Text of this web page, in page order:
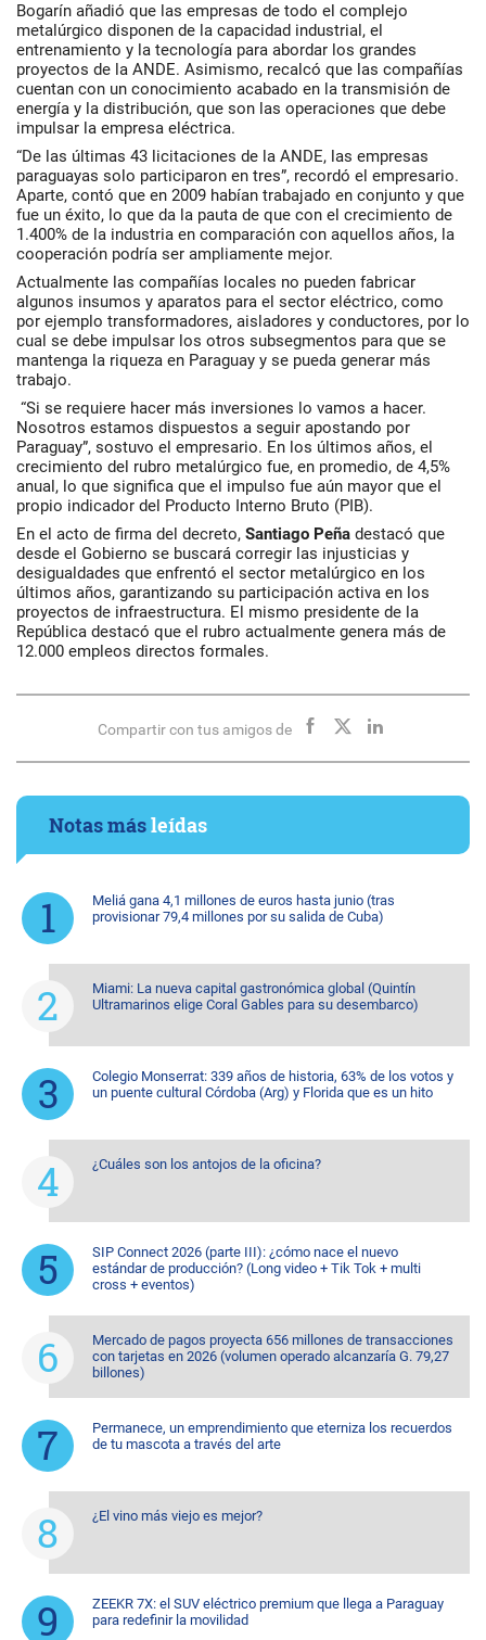
Bogarín añadió que las empresas de todo el complejo
metalúrgico disponen de la capacidad industrial, el
entrenamiento y la tecnología para abordar los grandes
proyectos de la ANDE. Asimismo, recalcó que las compañías
cuentan con un conocimiento acabado en la transmisión de
energía y la distribución, que son las operaciones que debe
impulsar la empresa eléctrica.
“De las últimas 43 licitaciones de la ANDE, las empresas
paraguayas solo participaron en tres”, recordó el empresario.
Aparte, contó que en 2009 habían trabajado en conjunto y que
fue un éxito, lo que da la pauta de que con el crecimiento de
1.400% de la industria en comparación con aquellos años, la
cooperación podría ser ampliamente mejor.
Actualmente las compañías locales no pueden fabricar
algunos insumos y aparatos para el sector eléctrico, como
por ejemplo transformadores, aisladores y conductores, por lo
cual se debe impulsar los otros subsegmentos para que se
mantenga la riqueza en Paraguay y se pueda generar más
trabajo.
“Si se requiere hacer más inversiones lo vamos a hacer.
Nosotros estamos dispuestos a seguir apostando por
Paraguay”, sostuvo el empresario. En los últimos años, el
crecimiento del rubro metalúrgico fue, en promedio, de 4,5%
anual, lo que significa que el impulso fue aún mayor que el
propio indicador del Producto Interno Bruto (PIB).
En el acto de firma del decreto, Santiago Peña destacó que
desde el Gobierno se buscará corregir las injusticias y
desigualdades que enfrentó el sector metalúrgico en los
últimos años, garantizando su participación activa en los
proyectos de infraestructura. El mismo presidente de la
República destacó que el rubro actualmente genera más de
12.000 empleos directos formales.
Compartir con tus amigos de
Notas másleídas
Meliá gana 4,1 millones de euros hasta junio (tras
provisionar 79,4 millones por su salida de Cuba)
Miami: La nueva capital gastronómica global (Quintín
Ultramarinos elige Coral Gables para su desembarco)
Colegio Monserrat: 339 años de historia, 63% de los votos y
un puente cultural Córdoba (Arg) y Florida que es un hito
¿Cuáles son los antojos de la oficina?
SIP Connect 2026 (parte III): ¿cómo nace el nuevo
estándar de producción? (Long video + Tik Tok + multi
cross + eventos)
Mercado de pagos proyecta 656 millones de transacciones
con tarjetas en 2026 (volumen operado alcanzaría G. 79,27
billones)
Permanece, un emprendimiento que eterniza los recuerdos
de tu mascota a través del arte
¿El vino más viejo es mejor?
ZEEKR 7X: el SUV eléctrico premium que llega a Paraguay
para redefinir la movilidad